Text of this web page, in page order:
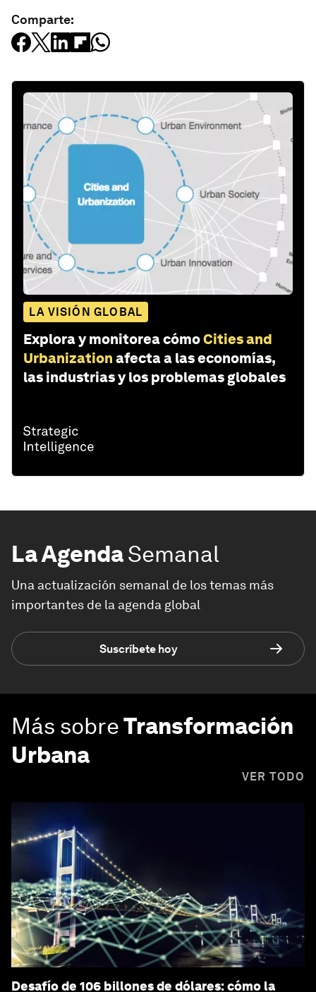
Comparte:
LA VISIÓN GLOBAL
Explora y monitorea cómoCities and
Urbanization afecta a las economías,
las industrias y los problemas globales
La AgendaSemanal
Una actualización semanal de los temas más
importantes de la agenda global
Suscríbete hoy
Más sobreTransformación
Urbana
VER TODO
Desafío de 106 billones de dólares: cómo la